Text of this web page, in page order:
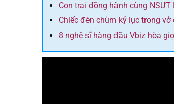
Con trai đồng hành cùng
Chiếc đèn chùm kỷ lục trong vở
8 nghệ sĩ hàng đầu Vbiz hòa